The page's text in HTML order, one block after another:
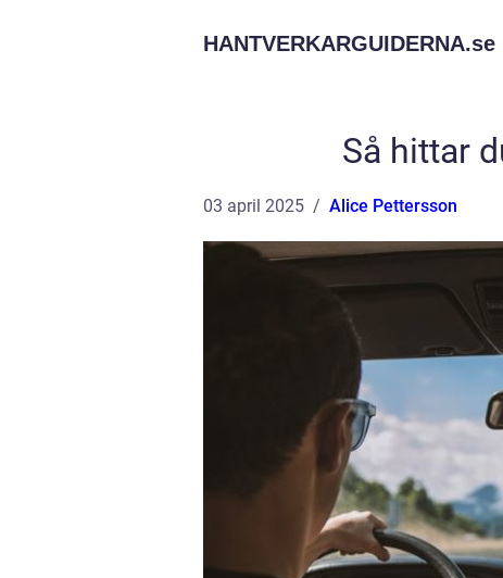
HANTVERKARGUIDERNA.se
Så hittar
03 april 2025 Alice Pettersson